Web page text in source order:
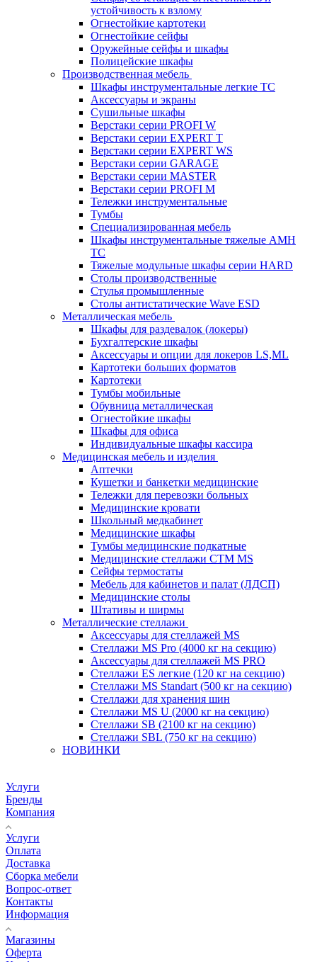
устойчивость к взлому
Огнестойкие картотеки
Огнестойкие сейфы
Оружейные сейфы и шкафы
Полицейские шкафы
Производственная мебель
Шкафы инструментальные легкие ТС
Аксессуары и экраны
Cушильные шкафы
Верстаки серии PROFI W
Верстаки серии EXPERT T
Верстаки серии EXPERT WS
Верстаки серии GARAGE
Верстаки серии MASTER
Верстаки серии PROFI M
Тележки инструментальные
Тумбы
Cпециализированная мебель
Шкафы инструментальные тяжелые AMH
TC
Тяжелые модульные шкафы серии HARD
Столы производственные
Стулья промышленные
Столы антистатические Wave ESD
Металлическая мебель
Шкафы для раздевалок (локеры)
Бухгалтерские шкафы
Аксессуары и опции для локеров LS,ML
Картотеки больших форматов
Картотеки
Тумбы мобильные
Обувница металлическая
Огнестойкие шкафы
Шкафы для офиса
Индивидуальные шкафы кассира
Медицинская мебель и изделия
Аптечки
Кушетки и банкетки медицинские
Тележки для перевозки больных
Медицинские кровати
Школьный медкабинет
Медицинские шкафы
Тумбы медицинские подкатные
Медицинские стеллажи CTM MS
Сейфы термостаты
Мебель для кабинетов и палат (ЛДСП)
Медицинские столы
Штативы и ширмы
Металлические стеллажи
Аксессуары для стеллажей MS
Стеллажи MS Pro (4000 кг на секцию)
Аксессуары для стеллажей MS PRO
Стеллажи ES легкие (120 кг на секцию)
Стеллажи MS Standart (500 кг на секцию)
Стеллажи для хранения шин
Стеллажи MS U (2000 кг на секцию)
Стеллажи SB (2100 кг на секцию)
Стеллажи SBL (750 кг на секцию)
НОВИНКИ
Услуги
Бренды
Компания
Услуги
Оплата
Доставка
Сборка мебели
Вопрос-ответ
Контакты
Информация
Магазины
Оферта